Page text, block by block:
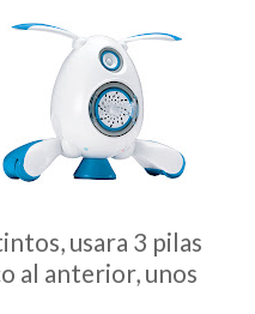
usara 3 pilas
al anterior, unos